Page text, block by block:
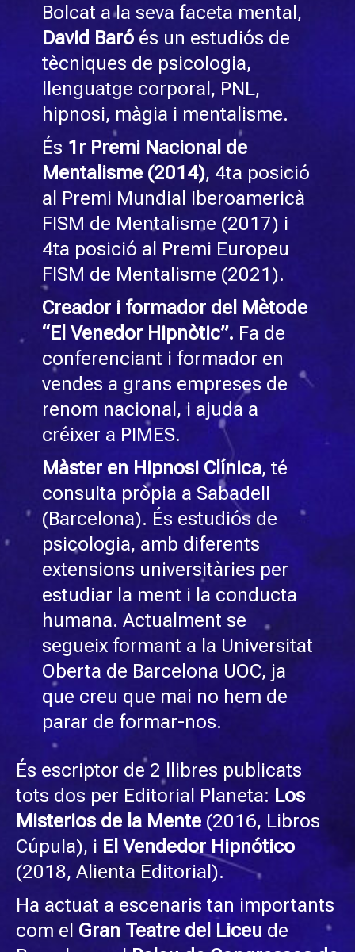
Bolcat a la seva faceta mental,
David Baróés un estudiós de
tècniques de psicologia,
llenguatge corporal, PNL,
hipnosi, màgia i mentalisme.
És 1r Premi Nacional de
Mentalisme (2014), 4ta posició
al Premi Mundial Iberoamericà
FISM de Mentalisme (2017) i
4ta posició al Premi Europeu
FISM de Mentalisme (2021).
Creador i formador del Mètode
“El Venedor Hipnòtic”. Fa de
conferenciant i formador en
vendes a grans empreses de
renom nacional, i ajuda a
créixer a PIMES.
Màster en Hipnosi Clínica, té
consulta pròpia a Sabadell
(Barcelona). És estudiós de
psicologia, amb diferents
extensions universitàries per
estudiar la ment i la conducta
humana. Actualment se
segueix formant a la Universitat
Oberta de Barcelona UOC, ja
que creu que mai no hem de
parar de formar-nos.
És escriptor de 2 llibres publicats
tots dos per Editorial Planeta: Los
Misterios de la Mente (2016, Libros
Cúpula), i El Vendedor Hipnótico
(2018, Alienta Editorial).
Ha actuat a escenaris tan importants
com el Gran Teatre del Liceu de